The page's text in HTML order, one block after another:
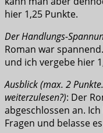
hier 1,25 Punkte.
Der Handlungs-
Roman war
und ich vergebe hier
Ausblick (max. 2
weiterzulesen?): Der
abgeschlossen an.
Fragen und belasse